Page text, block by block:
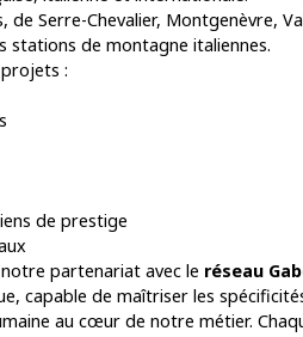
Serre-Chevalier, Montgenèvre,
stations de montagne italiennes.
:
de prestige
partenariat avec le réseau
capable de maîtriser les
au cœur de notre métier.